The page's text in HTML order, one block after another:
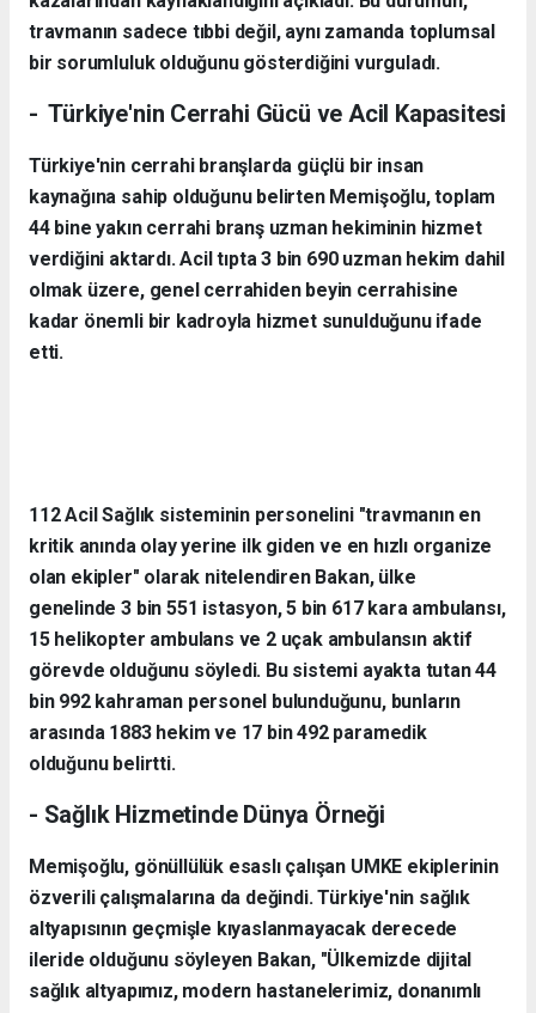
travmanın sadece tıbbi değil, aynı zamanda toplumsal
bir sorumluluk olduğunu gösterdiğini vurguladı.
- Türkiye'nin Cerrahi Gücü ve Acil Kapasitesi
Türkiye'nin cerrahi branşlarda güçlü bir insan
kaynağına sahip olduğunu belirten Memişoğlu, toplam
44 bine yakın cerrahi branş uzman hekiminin hizmet
verdiğini aktardı. Acil tıpta 3 bin 690 uzman hekim dahil
olmak üzere, genel cerrahiden beyin cerrahisine
kadar önemli bir kadroyla hizmet sunulduğunu ifade
etti.
112 Acil Sağlık sisteminin personelini "travmanın en
kritik anında olay yerine ilk giden ve en hızlı organize
olan ekipler" olarak nitelendiren Bakan, ülke
genelinde 3 bin 551 istasyon, 5 bin 617 kara ambulansı,
15 helikopter ambulans ve 2 uçak ambulansın aktif
görevde olduğunu söyledi. Bu sistemi ayakta tutan 44
bin 992 kahraman personel bulunduğunu, bunların
arasında 1883 hekim ve 17 bin 492 paramedik
olduğunu belirtti.
- Sağlık Hizmetinde Dünya Örneği
Memişoğlu, gönüllülük esaslı çalışan UMKE ekiplerinin
özverili çalışmalarına da değindi. Türkiye'nin sağlık
altyapısının geçmişle kıyaslanmayacak derecede
ileride olduğunu söyleyen Bakan, "Ülkemizde dijital
sağlık altyapımız, modern hastanelerimiz, donanımlı